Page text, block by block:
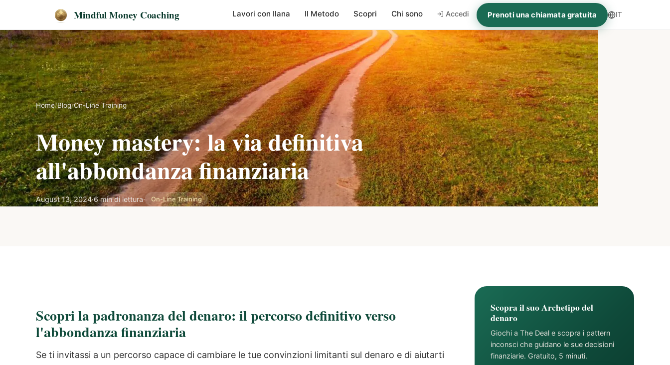
Mindful Money Coaching Lavori con Ilana Il Metodo Scopri Chi sono Accedi Prenoti una chiamata gratuita IT
Home/Blog/On-Line Training
Money mastery: la via definitiva
all'abbondanza finanziaria
August 13, 2024·6 min di lettura· On-Line Training
Scopri la padronanza del denaro: il percorso definitivo verso
l'abbondanza finanziaria
Se ti invitassi a un percorso capace di cambiare le tue convinzioni limitanti sul denaro e di aiutarti
Scopra il suo Archetipo del
denaro
Giochi a The Deal e scopra i pattern
inconsci che guidano le sue decisioni
finanziarie. Gratuito, 5 minuti.